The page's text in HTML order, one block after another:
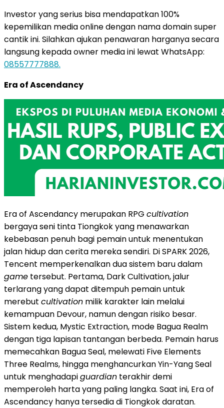
Investor yang serius bisa mendapatkan 100%
kepemilikan media online dengan nama domain super
cantik ini. Silahkan ajukan penawaran harganya secara
langsung kepada owner media ini lewat WhatsApp:
08557777888.
Era of Ascendancy
Era of Ascendancy merupakan RPG cultivation
bergaya seni tinta Tiongkok yang menawarkan
kebebasan penuh bagi pemain untuk menentukan
jalan hidup dan cerita mereka sendiri. Di SPARK 2026,
Tencent memperkenalkan dua sistem baru dalam
game tersebut. Pertama, Dark Cultivation, jalur
terlarang yang dapat ditempuh pemain untuk
merebut cultivation milik karakter lain melalui
kemampuan Devour, namun dengan risiko besar.
Sistem kedua, Mystic Extraction, mode Bagua Realm
dengan tiga lapisan tantangan berbeda. Pemain harus
memecahkan Bagua Seal, melewati Five Elements
Three Realms, hingga menghancurkan Yin-Yang Seal
untuk menghadapiguardian terakhir demi
memperoleh harta yang paling langka. Saat ini, Era of
Ascendancy hanya tersedia di Tiongkok daratan.